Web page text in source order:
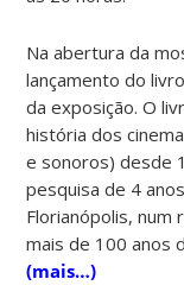
Na abertura da
lançamento do
da exposição. O
história dos
e sonoros) desde
pesquisa de 4
Florianópolis, num
mais de 100 anos
(mais…)